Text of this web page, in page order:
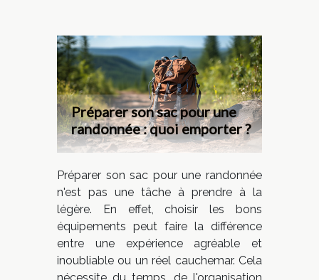
Préparer son sac pour une
randonnée : quoi emporter ?
Préparer son sac pour une randonnée
n'est pas une tâche à prendre à la
légère. En effet, choisir les bons
équipements peut faire la différence
entre une expérience agréable et
inoubliable ou un réel cauchemar. Cela